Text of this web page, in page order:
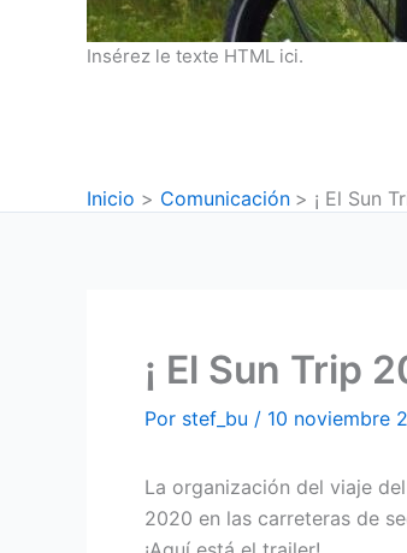
Insérez le texte HTML ici.
Inicio Comunicación ¡ El Sun
¡ El Sun Trip
Por stef_bu / 10 noviembre
La organización del viaje
2020 en las carreteras de